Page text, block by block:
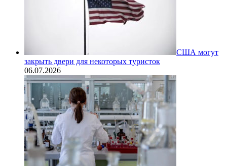
США могут
закрыть двери для некоторых туристок
06.07.2026